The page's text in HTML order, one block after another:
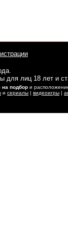
для лиц 18 лет и
на подбор и
и сериалы | видеоигры |